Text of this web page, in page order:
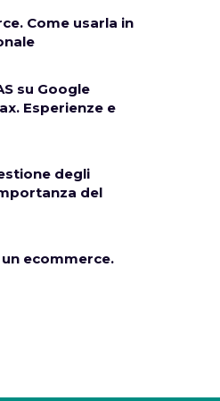
Come usarla in
su Google
Esperienze e
degli
del
ecommerce.